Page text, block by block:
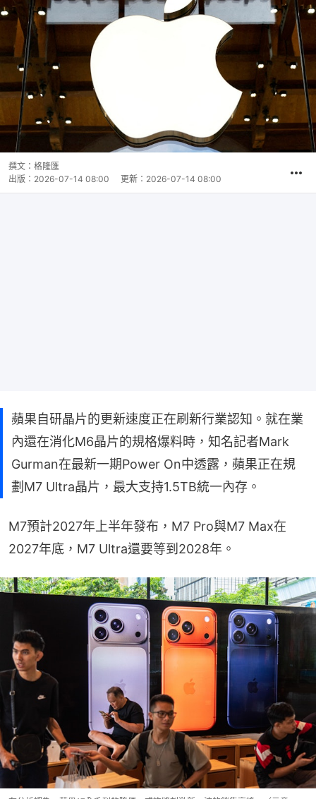
撰文： 格隆匯
出版： 2026-07-14 08:00 更新： 2026-07-14 08:00
蘋果自研晶片的更新速度正在刷新行業認知。就在業
內還在消化M6晶片的規格爆料時，知名記者Mark
Gurman在最新一期Power On中透露，蘋果正在規
劃M7 Ultra晶片，最大支持1.5TB統一內存。
M7預計2027年上半年發布，M7 Pro與M7 Max在
2027年底，M7 Ultra還要等到2028年。